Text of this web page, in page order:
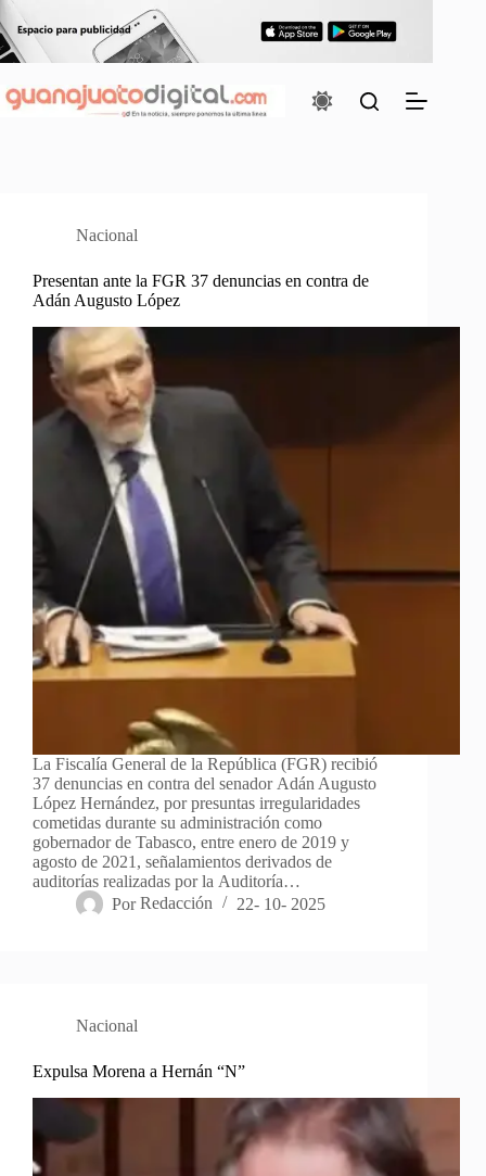
al
contenido
Nacional
Presentan ante la FGR 37 denuncias en contra de
Adán Augusto López
La Fiscalía General de la República (FGR) recibió
37 denuncias en contra del senador Adán Augusto
López Hernández, por presuntas irregularidades
cometidas durante su administración como
gobernador de Tabasco, entre enero de 2019 y
agosto de 2021, señalamientos derivados de
auditorías realizadas por la Auditoría…
Por Redacción 22- 10- 2025
Nacional
Expulsa Morena a Hernán “N”